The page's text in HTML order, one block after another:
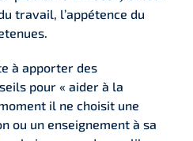
travail, l’appétence du
à apporter des
pour « aider à la
il ne choisit une
ou un enseignement à sa